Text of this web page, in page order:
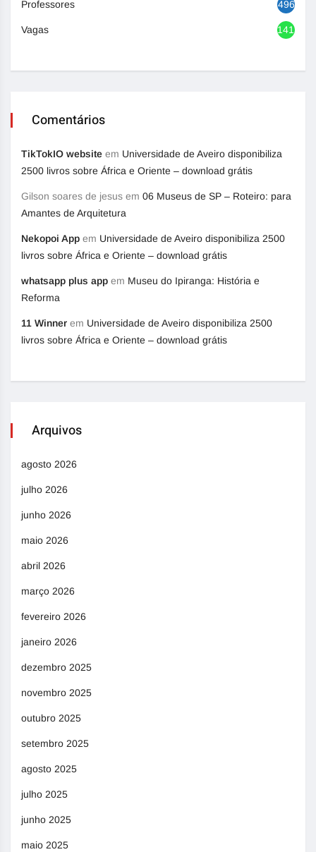
Professores 496
Vagas 1417
Comentários
TikTokIO website em Universidade de Aveiro disponibiliza
2500 livros sobre África e Oriente – download grátis
Gilson soares de jesus em 06 Museus de SP – Roteiro: para
Amantes de Arquitetura
Nekopoi App em Universidade de Aveiro disponibiliza 2500
livros sobre África e Oriente – download grátis
whatsapp plus app em Museu do Ipiranga: História e
Reforma
11 Winner em Universidade de Aveiro disponibiliza 2500
livros sobre África e Oriente – download grátis
Arquivos
agosto 2026
julho 2026
junho 2026
maio 2026
abril 2026
março 2026
fevereiro 2026
janeiro 2026
dezembro 2025
novembro 2025
outubro 2025
setembro 2025
agosto 2025
julho 2025
junho 2025
maio 2025